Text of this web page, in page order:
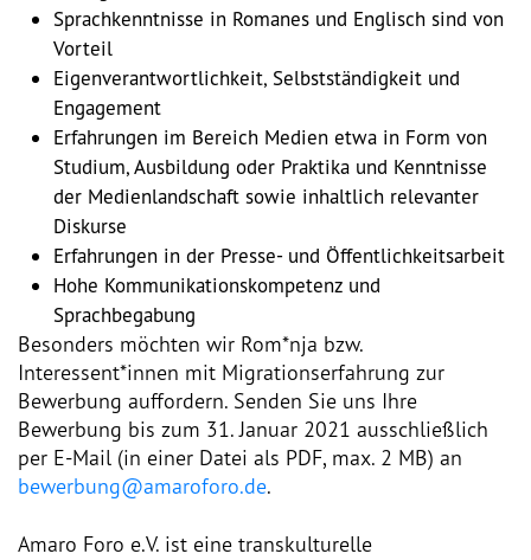
Publikationen
Mediathek
Plakate
Presse
Pressemitteilungen
Positionen
Pressespiegel
Glossar
Sprachkenntnisse in Romanes und Englisch sind von
Vorteil
Eigenverantwortlichkeit, Selbstständigkeit und
Engagement
Erfahrungen im Bereich Medien etwa in Form von
Studium, Ausbildung oder Praktika und Kenntnisse
der Medienlandschaft sowie inhaltlich relevanter
Diskurse
Erfahrungen in der Presse- und Öffentlichkeitsarbeit
Hohe Kommunikationskompetenz und
Sprachbegabung
Besonders möchten wir Rom*nja bzw.
Interessent*innen mit Migrationserfahrung zur
Bewerbung auffordern. Senden Sie uns Ihre
Bewerbung bis zum 31. Januar 2021 ausschließlich
per E-Mail (in einer Datei als PDF, max. 2 MB) an
bewerbung@amaroforo.de.
Amaro Foro e.V. ist eine transkulturelle